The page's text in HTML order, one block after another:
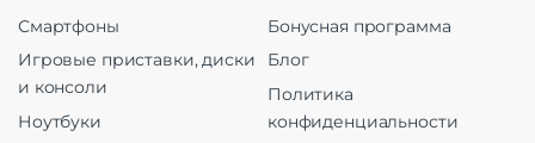
Смартфоны
Игровые приставки, диски
и консоли
Ноутбуки
Бонусная программа
Блог
Политика
конфиденциальности